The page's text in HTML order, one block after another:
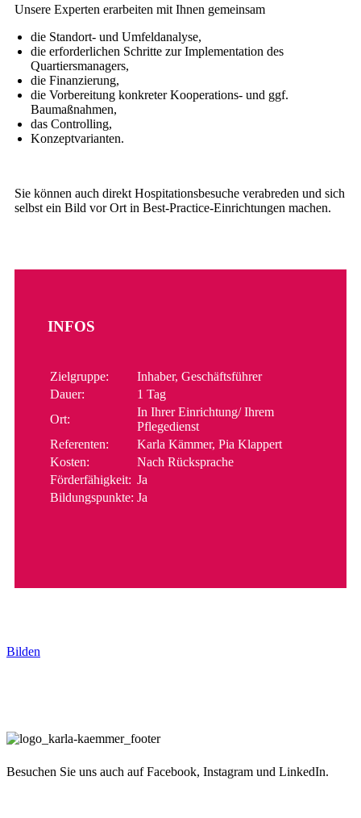
Unsere Experten erarbeiten mit Ihnen gemeinsam
die Standort- und Umfeldanalyse,
die erforderlichen Schritte zur Implementation des
Quartiersmanagers,
die Finanzierung,
die Vorbereitung konkreter Kooperations- und ggf.
Baumaßnahmen,
das Controlling,
Konzeptvarianten.
Sie können auch direkt Hospitationsbesuche verabreden und sich
selbst ein Bild vor Ort in Best-Practice-Einrichtungen machen.
INFOS
Zielgruppe:
Inhaber, Geschäftsführer
Dauer:
1 Tag
Ort:
In Ihrer Einrichtung/ Ihrem
Pflegedienst
Referenten:
Karla Kämmer, Pia Klappert
Kosten:
Nach Rücksprache
Förderfähigkeit: Ja
Bildungspunkte: Ja
Bilden
Besuchen Sie uns auch auf Facebook, Instagram und LinkedIn.